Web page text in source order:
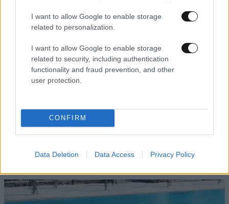
I want to allow Google to enable storage
related to personalization.
I want to allow Google to enable storage
related to security, including authentication
functionality and fraud prevention, and other
user protection.
CONFIRM
Data Deletion Data Access Privacy Policy
Φωτιά τώρα σε χαμηλή βλάστηση στη Μικρή